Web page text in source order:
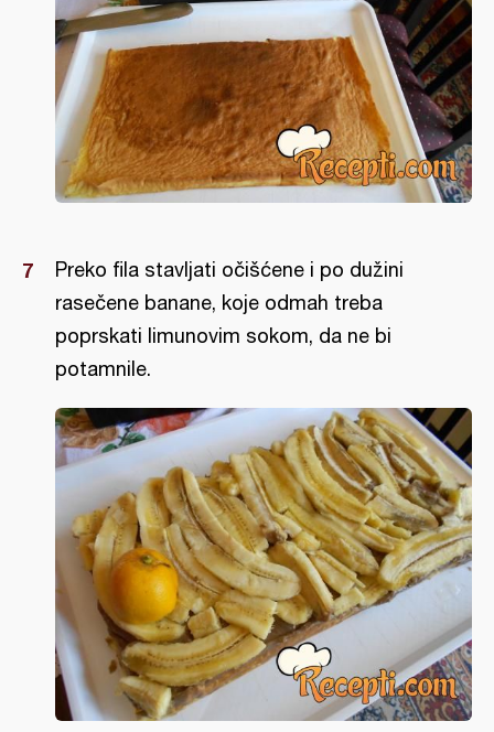
Preko fila stavljati očišćene i po dužini
rasečene banane, koje odmah treba
poprskati limunovim sokom, da ne bi
potamnile.